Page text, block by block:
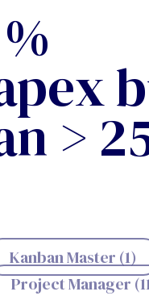
%
>
Kanban Master (1)
Project Manager